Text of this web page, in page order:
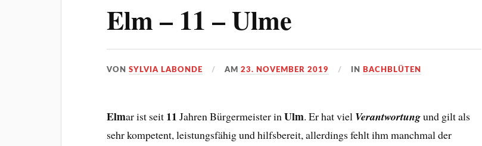
Elm – 11 – Ulme
VONSYLVIA LABONDE AM23. NOVEMBER 2019 IN BACHBLÜTEN
Elmar ist seit 11 Jahren Bürgermeister inUlm. Er hat viel Verantwortungund gilt als
sehr kompetent, leistungsfähig und hilfsbereit, allerdings fehlt ihm manchmal der